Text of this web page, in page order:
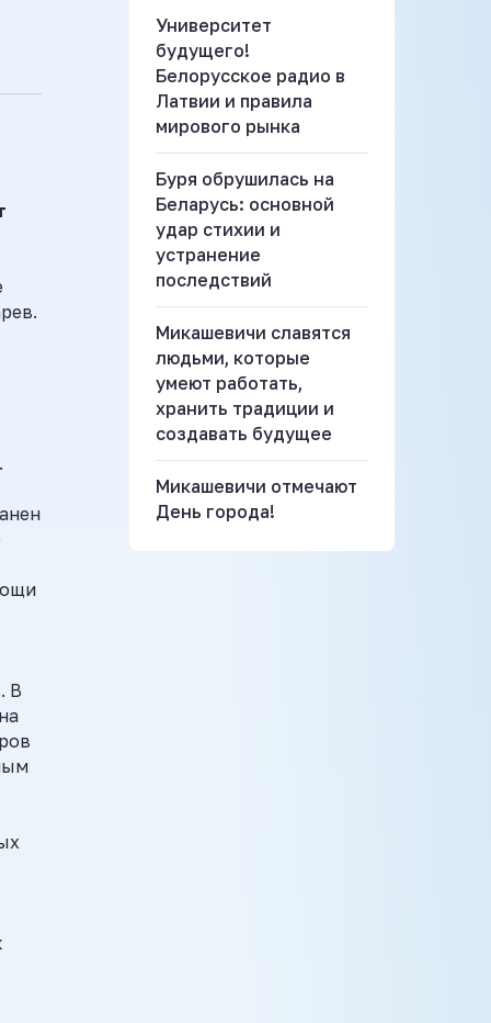
В
Университет
будущего!
Белорусское радио в
Латвии и правила
мирового рынка
Буря обрушилась на
Беларусь: основной
удар стихии и
устранение
последствий
Микашевичи славятся
людьми, которые
умеют работать,
хранить традиции и
создавать будущее
Микашевичи отмечают
День города!